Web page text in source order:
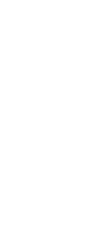
El Real Alcázar de
Príncipe, que cada
Sevilla. En esta
sirvió para
toreo triunfadores
Entre los invitados
haciendo un gran
noche tan
homenaje de sus
cerrada de los